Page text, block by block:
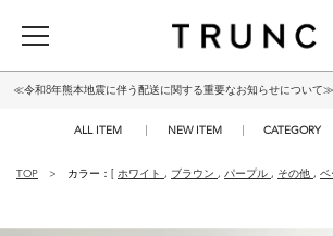
≪令和8年熊本地震に伴う配送に関する重要なお知らせについて≫
ALL ITEM NEW ITEM CATEGORY
TOP カラー：[ ホワイト , ブラウン , パープル , その他 , ベ